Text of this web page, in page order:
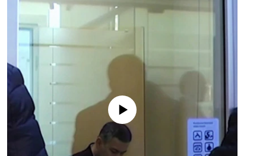
No media source currently available